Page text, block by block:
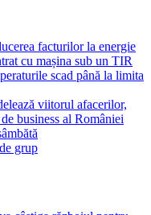
facturilor la energie
cu mașina sub un TIR
scad până la limita
viitorul afacerilor,
business al României
grup